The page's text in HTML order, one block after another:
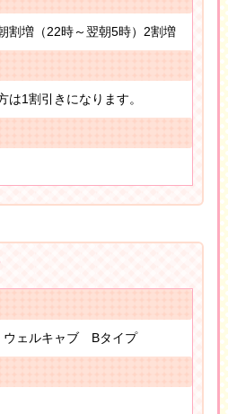
増（22時～翌朝5時）2割増
は1割引きになります。
ウェルキャブ Bタイプ